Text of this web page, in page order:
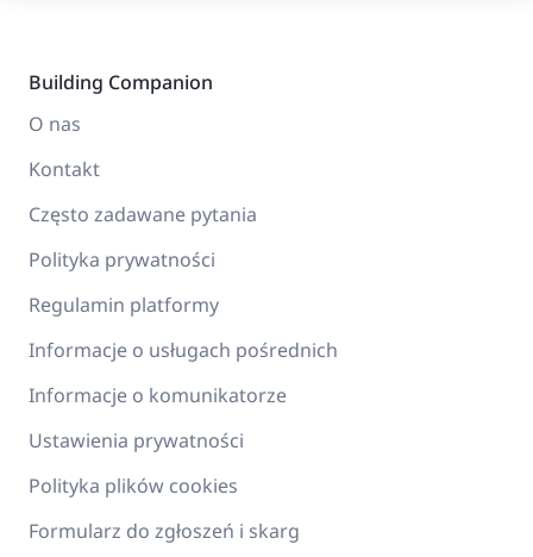
Building Companion
O nas
Kontakt
Często zadawane pytania
Polityka prywatności
Regulamin platformy
Informacje o usługach pośrednich
Informacje o komunikatorze
Ustawienia prywatności
Polityka plików cookies
Formularz do zgłoszeń i skarg